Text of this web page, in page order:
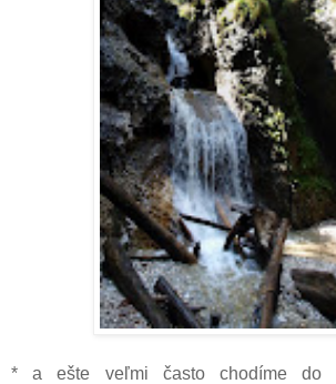
* a ešte veľmi často chodíme do